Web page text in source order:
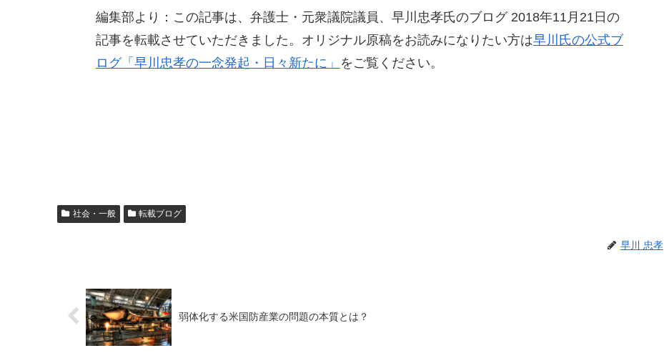
編集部より：この記事は、弁護士・元衆議院議員、早川忠孝氏のブログ 2018年11月21日の
記事を転載させていただきました。オリジナル原稿をお読みになりたい方は早川氏の公式ブ
ログ「早川忠孝の一念発起・日々新たに」 をご覧ください。
社会・一般 転載ブログ
早川 忠孝
弱体化する米国防産業の問題の本質とは？